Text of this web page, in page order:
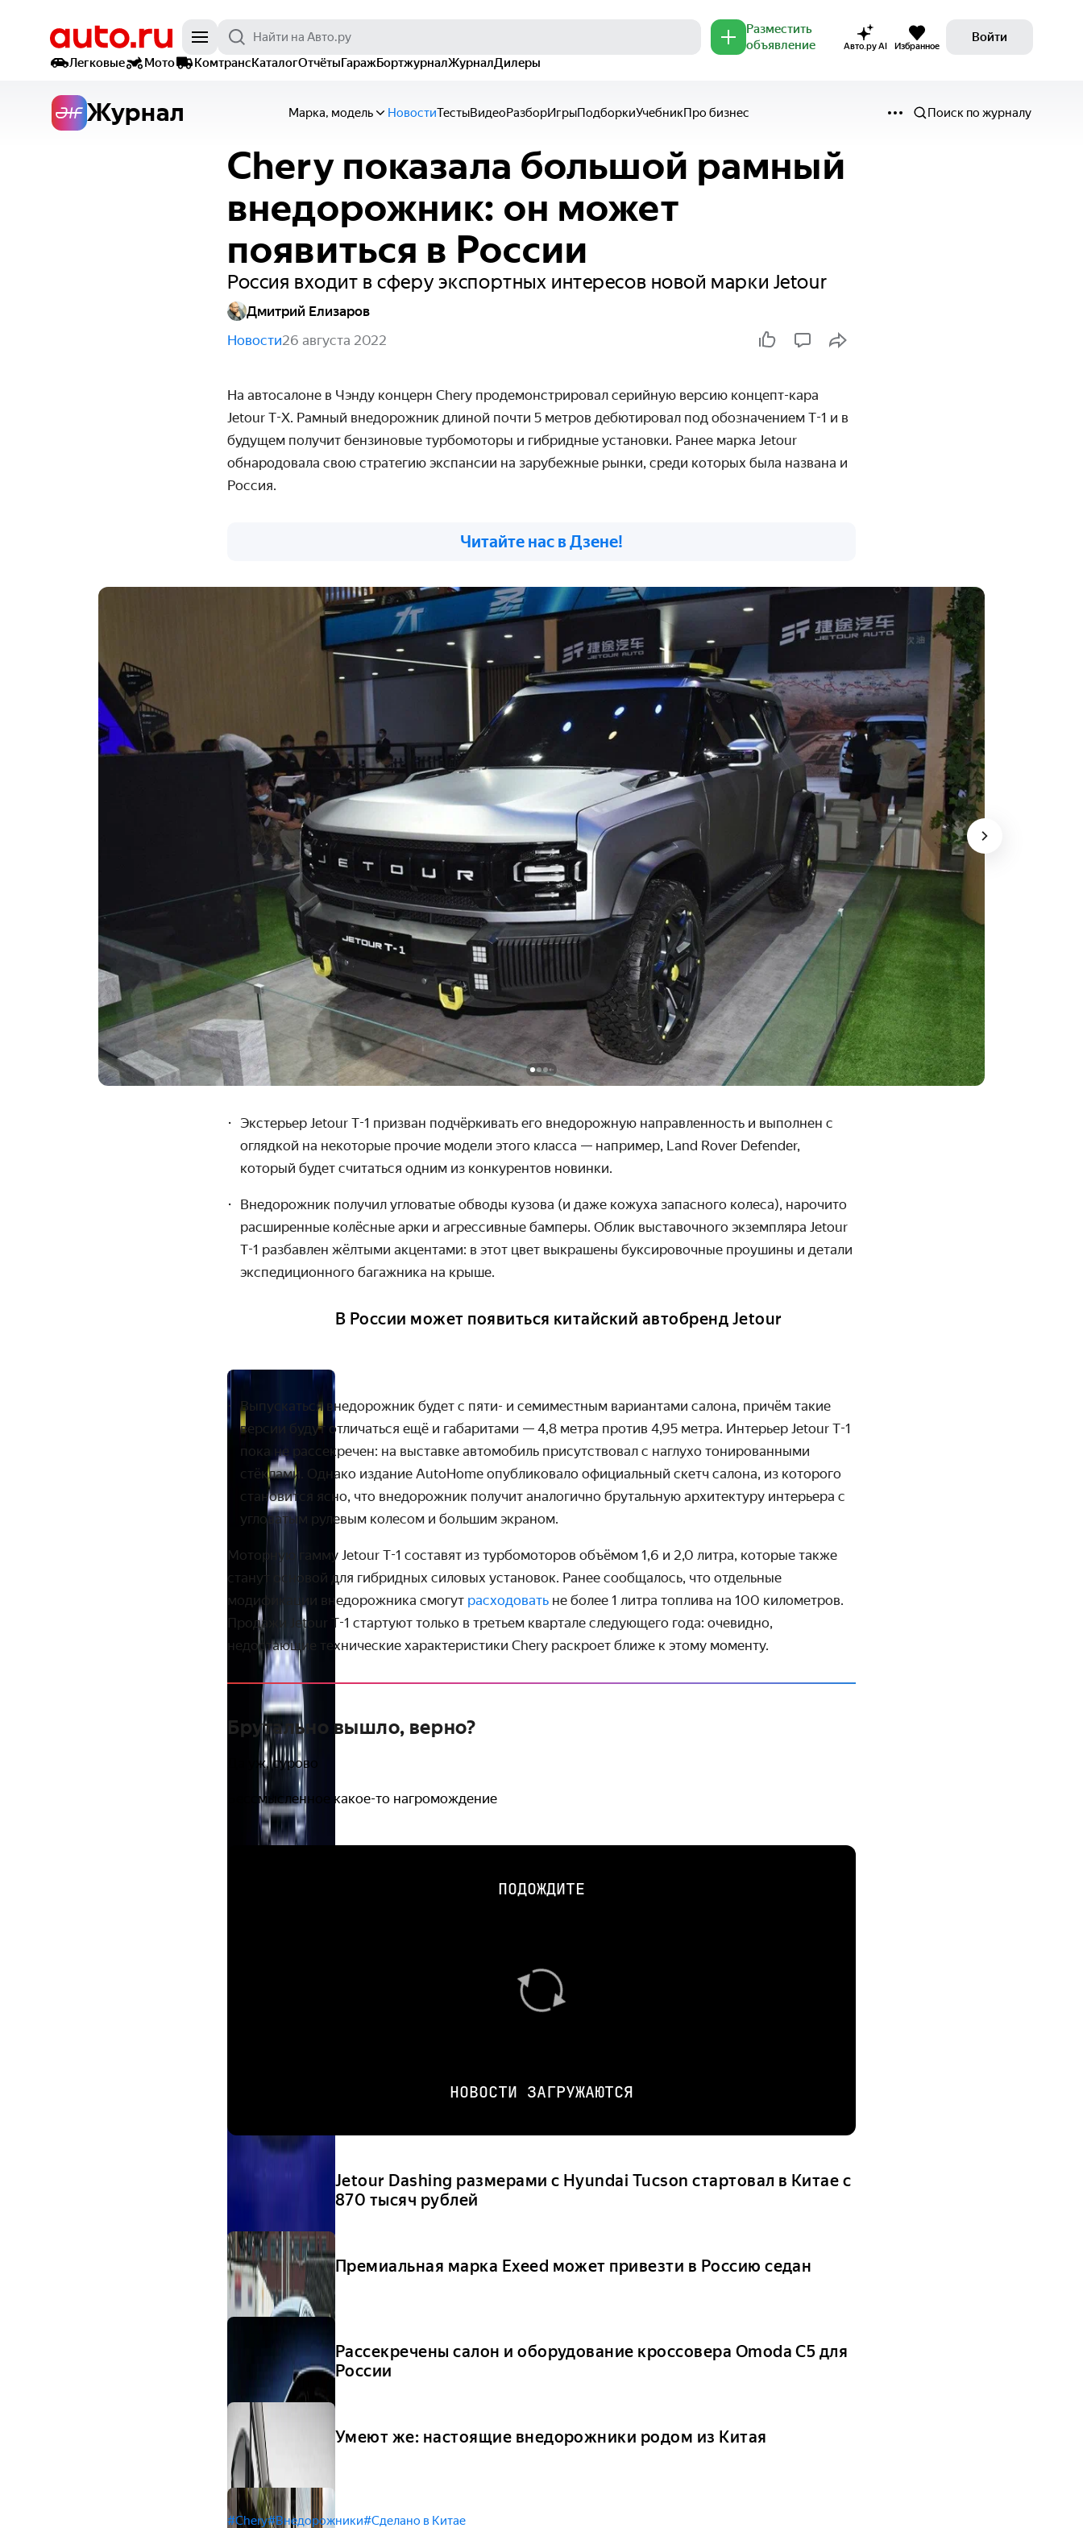
Разместить
объявление
Авто.ру AI Избранное
Войти
Легковые
Мото КомтрансКаталогОтчётыГаражБортжурналЖурналДилеры
Журнал Марка, модель НовостиТестыВидеоРазборИгрыПодборкиУчебникПро бизнес Поиск по журналу
Chery показала большой рамный
внедорожник: он может
появиться в России
Россия входит в сферу экспортных интересов новой марки Jetour
Дмитрий Елизаров
Новости26 августа 2022
На автосалоне в Чэнду концерн Chery продемонстрировал серийную версию концепт-кара
Jetour T-X. Рамный внедорожник длиной почти 5 метров дебютировал под обозначением T-1 и в
будущем получит бензиновые турбомоторы и гибридные установки. Ранее марка Jetour
обнародовала свою стратегию экспансии на зарубежные рынки, среди которых была названа и
Россия.
Читайте нас в Дзене!
Экстерьер Jetour T-1 призван подчёркивать его внедорожную направленность и выполнен с
оглядкой на некоторые прочие модели этого класса — например, Land Rover Defender,
который будет считаться одним из конкурентов новинки.
Внедорожник получил угловатые обводы кузова (и даже кожуха запасного колеса), нарочито
расширенные колёсные арки и агрессивные бамперы. Облик выставочного экземпляра Jetour
T-1 разбавлен жёлтыми акцентами: в этот цвет выкрашены буксировочные проушины и детали
экспедиционного багажника на крыше.
В России может появиться китайский автобренд Jetour
Выпускаться внедорожник будет с пяти- и семиместным вариантами салона, причём такие
версии будут отличаться ещё и габаритами — 4,8 метра против 4,95 метра. Интерьер Jetour T-1
пока не рассекречен: на выставке автомобиль присутствовал с наглухо тонированными
стёклами. Однако издание AutoHome опубликовало официальный скетч салона, из которого
становится ясно, что внедорожник получит аналогично брутальную архитектуру интерьера с
угловатым рулевым колесом и большим экраном.
Моторную гамму Jetour T-1 составят из турбомоторов объёмом 1,6 и 2,0 литра, которые также
станут основой для гибридных силовых установок. Ранее сообщалось, что отдельные
модификации внедорожника смогут расходовать не более 1 литра топлива на 100 километров.
Продажи Jetour T-1 стартуют только в третьем квартале следующего года: очевидно,
недостающие технические характеристики Chery раскроет ближе к этому моменту.
Брутально вышло, верно?
Да уж, сурово
Бессмысленное какое-то нагромождение
ПОДОЖДИТЕ
НОВОСТИ ЗАГРУЖАЮТСЯ
Jetour Dashing размерами с Hyundai Tucson стартовал в Китае с
870 тысяч рублей
Премиальная марка Exeed может привезти в Россию седан
Рассекречены салон и оборудование кроссовера Omoda C5 для
России
Умеют же: настоящие внедорожники родом из Китая
#Chery#Внедорожники#Сделано в Китае